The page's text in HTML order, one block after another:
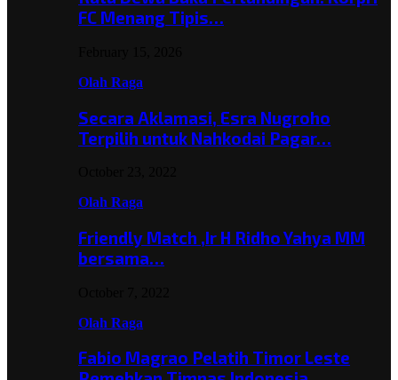
FC Menang Tipis…
Olah Raga
Secara Aklamasi, Esra Nugroho
Terpilih untuk Nahkodai Pagar…
Olah Raga
Friendly Match ,Ir H Ridho Yahya MM
bersama…
Olah Raga
Fabio Magrao Pelatih Timor Leste